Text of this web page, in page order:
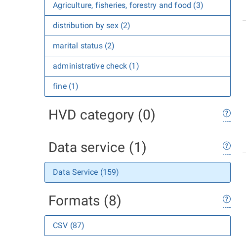
Agriculture, fisheries, forestry and food (3)
distribution by sex (2)
marital status (2)
administrative check (1)
fine (1)
HVD category (0)
Data service (1)
Data Service (159)
Formats (8)
CSV (87)